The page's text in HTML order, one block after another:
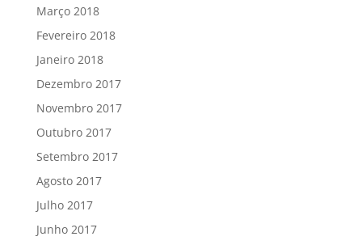
Março 2018
Fevereiro 2018
Janeiro 2018
Dezembro 2017
Novembro 2017
Outubro 2017
Setembro 2017
Agosto 2017
Julho 2017
Junho 2017